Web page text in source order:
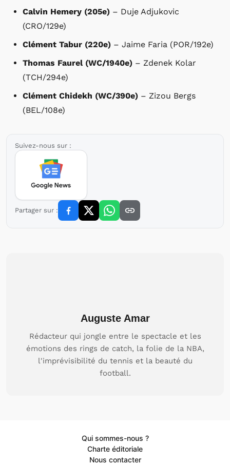
Calvin Hemery (205e) – Duje Adjukovic
(CRO/129e)
Clément Tabur (220e) – Jaime Faria (POR/192e)
Thomas Faurel (WC/1940e) – Zdenek Kolar
(TCH/294e)
Clément Chidekh (WC/390e) – Zizou Bergs
(BEL/108e)
Suivez-nous sur :
Partager sur :
Auguste Amar
Rédacteur qui jongle entre le spectacle et les
émotions des rings de catch, la folie de la NBA,
l'imprévisibilité du tennis et la beauté du
football.
Qui sommes-nous ?
Charte éditoriale
Nous contacter